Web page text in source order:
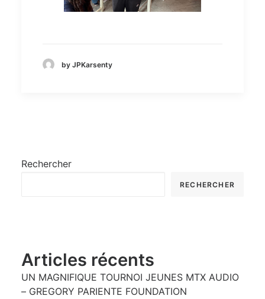
by JPKarsenty
Rechercher
RECHERCHER
Articles récents
UN MAGNIFIQUE TOURNOI JEUNES MTX AUDIO
– GREGORY PARIENTE FOUNDATION